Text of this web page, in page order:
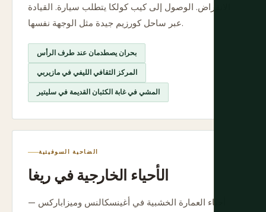
الانقراض. الوصول إلى كيب كولكا يتطلب سيارة. القيادة
عبر ساحل كورزيم جيدة مثل الوجهة نفسها.
بحران يصطدمان عند طرف الرأس
المركز الثقافي الليفي في مازيربي
المشي في غابة الكثبان القديمة في سليتير
الضاحية السوفيتية
الأحياء الخارجية في ريغا
أحياء العمارة الخشبية في أغينسكالنس وميزاباركس —